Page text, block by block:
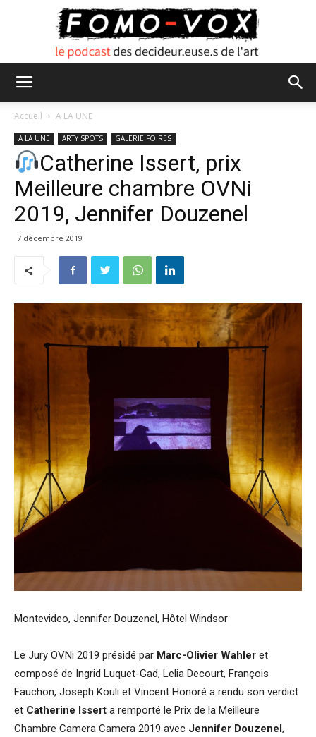
Accueil A LA UNE
A LA UNE ARTY SPOTS GALERIE FOIRES
Catherine Issert, prix
Meilleure chambre OVNi
2019, Jennifer Douzenel
7 décembre 2019
Montevideo, Jennifer Douzenel, Hôtel Windsor
Le Jury OVNi 2019 présidé par Marc-Olivier Wahler et
composé de Ingrid Luquet-Gad, Lelia Decourt, François
Fauchon, Joseph Kouli et Vincent Honoré a rendu son verdict
et Catherine Issert a remporté le Prix de la Meilleure
Chambre Camera Camera 2019 avec Jennifer Douzenel,